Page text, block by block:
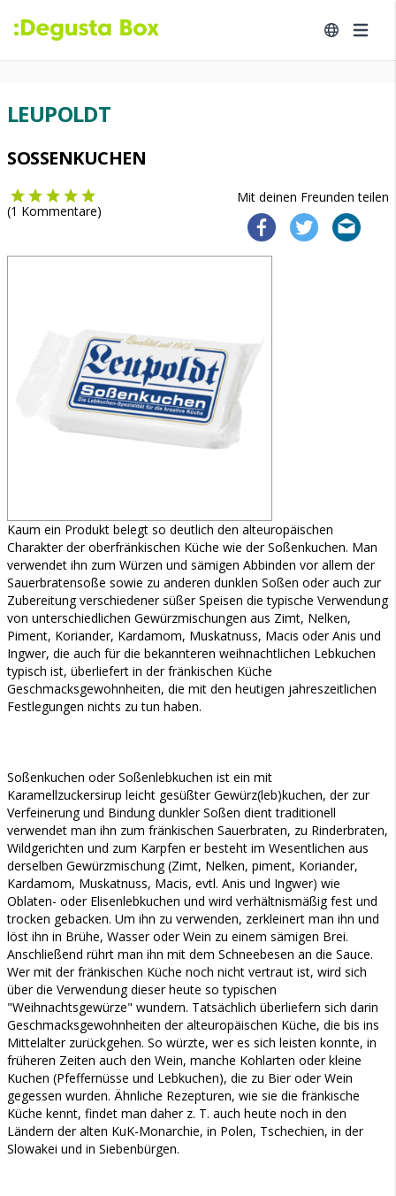
LEUPOLDT
SOSSENKUCHEN
Mit deinen Freunden teilen
(1 Kommentare)
Kaum ein Produkt belegt so deutlich den alteuropäischen
Charakter der oberfränkischen Küche wie der Soßenkuchen. Man
verwendet ihn zum Würzen und sämigen Abbinden vor allem der
Sauerbratensoße sowie zu anderen dunklen Soßen oder auch zur
Zubereitung verschiedener süßer Speisen die typische Verwendung
von unterschiedlichen Gewürzmischungen aus Zimt, Nelken,
Piment, Koriander, Kardamom, Muskatnuss, Macis oder Anis und
Ingwer, die auch für die bekannteren weihnachtlichen Lebkuchen
typisch ist, überliefert in der fränkischen Küche
Geschmacksgewohnheiten, die mit den heutigen jahreszeitlichen
Festlegungen nichts zu tun haben.
Soßenkuchen oder Soßenlebkuchen ist ein mit
Karamellzuckersirup leicht gesüßter Gewürz(leb)kuchen, der zur
Verfeinerung und Bindung dunkler Soßen dient traditionell
verwendet man ihn zum fränkischen Sauerbraten, zu Rinderbraten,
Wildgerichten und zum Karpfen er besteht im Wesentlichen aus
derselben Gewürzmischung (Zimt, Nelken, piment, Koriander,
Kardamom, Muskatnuss, Macis, evtl. Anis und Ingwer) wie
Oblaten- oder Elisenlebkuchen und wird verhältnismäßig fest und
trocken gebacken. Um ihn zu verwenden, zerkleinert man ihn und
löst ihn in Brühe, Wasser oder Wein zu einem sämigen Brei.
Anschließend rührt man ihn mit dem Schneebesen an die Sauce.
Wer mit der fränkischen Küche noch nicht vertraut ist, wird sich
über die Verwendung dieser heute so typischen
"Weihnachtsgewürze" wundern. Tatsächlich überliefern sich darin
Geschmacksgewohnheiten der alteuropäischen Küche, die bis ins
Mittelalter zurückgehen. So würzte, wer es sich leisten konnte, in
früheren Zeiten auch den Wein, manche Kohlarten oder kleine
Kuchen (Pfeffernüsse und Lebkuchen), die zu Bier oder Wein
gegessen wurden. Ähnliche Rezepturen, wie sie die fränkische
Küche kennt, findet man daher z. T. auch heute noch in den
Ländern der alten KuK-Monarchie, in Polen, Tschechien, in der
Slowakei und in Siebenbürgen.